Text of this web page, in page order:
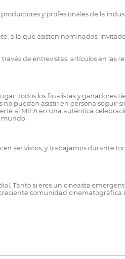
y profesionales de la
a la que asisten nominados,
de entrevistas, artículos en las
todos los finalistas y ganadores
puedan asistir en persona seguir
al MIFA en una auténtica
mundo.
ser vistos, y trabajamos durante
Tanto si eres un cineasta
comunidad cinematográfica